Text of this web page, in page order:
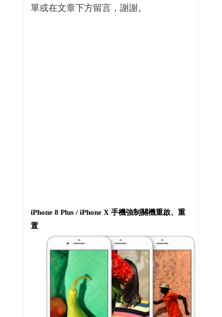
單或在文章下方留言，謝謝。
iPhone 8 Plus / iPhone X 手機強制關機重啟、重
置